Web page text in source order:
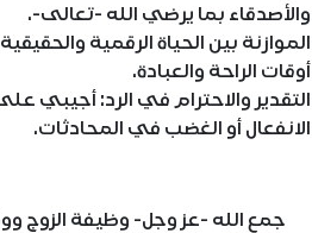
والأصدقاء بما يرضي الله -تعالى-.
الموازنة بين الحياة الرقمية
أوقات الراحة والعبادة.
التقدير والاحترام في الرد: أجيبي
الانفعال أو الغضب في المحادثات.
جمع الله -عز وجل- وظيفة الزوج